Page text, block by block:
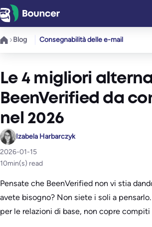
Vai
al
contenuto
Blog Consegnabilità delle e-mail
Le 4 migliori
BeenVerified da
nel 2026
Izabela Harbarczyk
2026-01-15
10min(s) read
Pensate che BeenVerified non vi stia
avete bisogno? Non siete i soli a
per le relazioni di base, non copre